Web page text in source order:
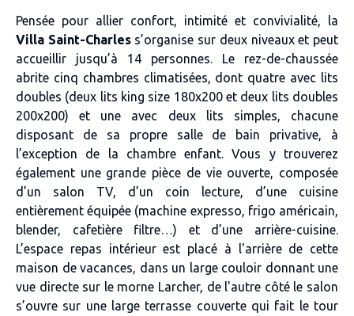
Pensée pour allier confort, intimité et convivialité, la
Villa Saint-Charles s’organise sur deux niveaux et peut
accueillir jusqu’à 14 personnes. Le rez-de-chaussée
abrite cinq chambres climatisées, dont quatre avec lits
doubles (deux lits king size 180x200 et deux lits doubles
200x200) et une avec deux lits simples, chacune
disposant de sa propre salle de bain privative, à
l’exception de la chambre enfant. Vous y trouverez
également une grande pièce de vie ouverte, composée
d’un salon TV, d’un coin lecture, d’une cuisine
entièrement équipée (machine expresso, frigo américain,
blender, cafetière filtre…) et d’une arrière-cuisine.
L’espace repas intérieur est placé à l'arrière de cette
maison de vacances, dans un large couloir donnant une
vue directe sur le morne Larcher, de l'autre côté le salon
s’ouvre sur une large terrasse couverte qui fait le tour